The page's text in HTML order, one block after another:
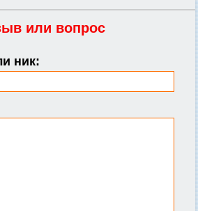
или вопрос
ник: